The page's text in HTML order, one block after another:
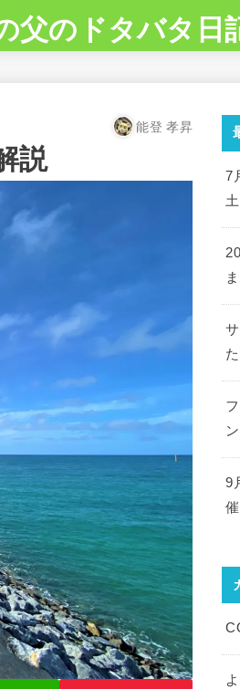
父のドタバタ日
能登 孝昇
説
7
9